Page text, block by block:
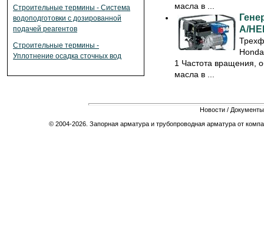
Строительные термины - Система
водоподготовки с дозированной
подачей реагентов
Строительные термины -
Уплотнение осадка сточных вод
масла в ...
A/
1 Частота вращения,
масла в ...
Новости / Документы
© 2004-2026. Запорная арматура и трубопроводная арматура от